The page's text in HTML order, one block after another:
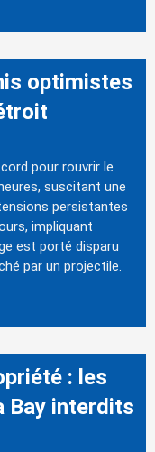
optimistes
pour rouvrir le
suscitant une
persistantes
impliquant
est porté disparu
par un projectile.
: les
Bay interdits